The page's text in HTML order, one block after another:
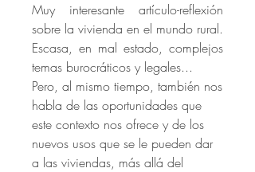
Muy interesante artículo-reflexión
sobre la vivienda en el mundo rural.
Escasa, en mal estado, complejos
temas burocráticos y legales...
Pero, al mismo tiempo, también nos
habla de las oportunidades que
este contexto nos ofrece y de los
nuevos usos que se le pueden dar
a las viviendas, más allá del